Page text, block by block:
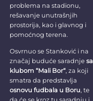
problema na stadionu,
rešavanje unutrašnjih
prostorija, kao i glavnog i
pomoćnog terena.
Osvrnuo se Stanković i na
značaj buduće saradnje sa
klubom “Mali Bor“, za koji
smatra da predstavlja
osnovu fudbala u Boru, te